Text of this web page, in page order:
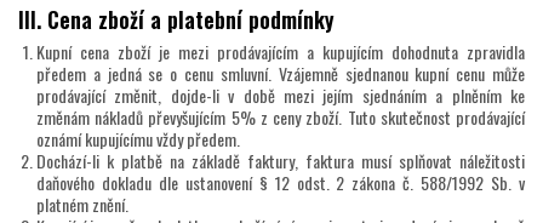
III. Cena zboží a platební podmínky
Kupní cena zboží je mezi prodávajícím a kupujícím dohodnuta zpravidla
předem a jedná se o cenu smluvní. Vzájemně sjednanou kupní cenu může
prodávající změnit, dojde-li v době mezi jejím sjednáním a plněním ke
změnám nákladů převyšujícím 5% z ceny zboží. Tuto skutečnost prodávající
oznámí kupujícímu vždy předem.
Dochází-li k platbě na základě faktury, faktura musí splňovat náležitosti
daňového dokladu dle ustanovení § 12 odst. 2 zákona č. 588/1992 Sb. v
platném znění.